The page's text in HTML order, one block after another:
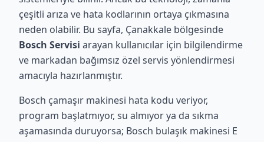
çeşitli arıza ve hata kodlarının ortaya çıkmasına
neden olabilir. Bu sayfa, Çanakkale bölgesinde
Bosch Servisi arayan kullanıcılar için bilgilendirme
ve markadan bağımsız özel servis yönlendirmesi
amacıyla hazırlanmıştır.
Bosch çamaşır makinesi hata kodu veriyor,
program başlatmıyor, su almıyor ya da sıkma
aşamasında duruyorsa; Bosch bulaşık makinesi E